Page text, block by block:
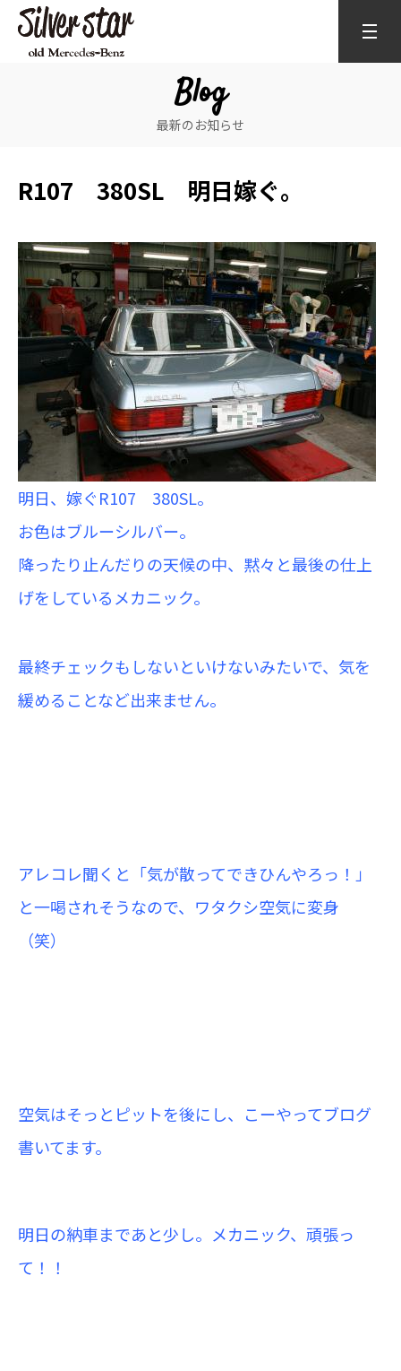
Blog
最新のお知らせ
R107 380SL 明日嫁ぐ。
明日、嫁ぐR107 380SL。
お色はブルーシルバー。
降ったり止んだりの天候の中、黙々と最後の仕上
げをしているメカニック。
最終チェックもしないといけないみたいで、気を
緩めることなど出来ません。
アレコレ聞くと「気が散ってできひんやろっ！」
と一喝されそうなので、ワタクシ空気に変身
（笑）
空気はそっとピットを後にし、こーやってブログ
書いてます。
明日の納車まであと少し。メカニック、頑張っ
て！！